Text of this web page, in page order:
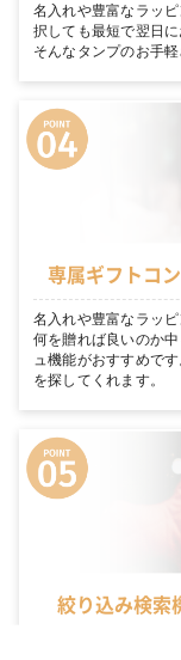
名入れや豊富なラッ
択しても最短で翌日
そんなタンプのお手
専属ギフトコ
名入れや豊富なラッ
何を贈れば良いのか
ュ機能がおすすめで
を探してくれます。
絞り込み検索
tanpではシーンに合